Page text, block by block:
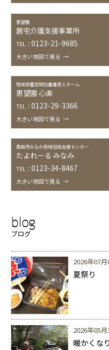
恵望園
居宅介護支援事業所
TEL：0123-21-9685
大きい地図で見る →
地域密着型特別養護老人ホーム
恵望園 心楽
TEL：0123-29-3366
大きい地図で見る →
恵庭市みなみ地域包括支援センター
たよれーる みなみ
TEL：0123-34-8467
大きい地図で見る →
blog
ブログ
2026年07
夏祭り
2026年05
暖かくな